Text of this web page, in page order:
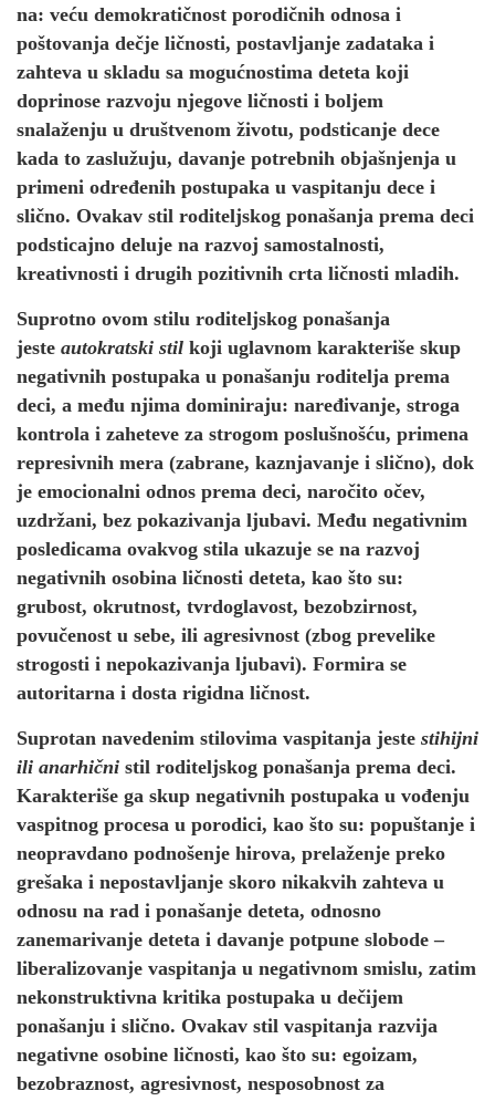
na: veću demokratičnost porodičnih odnosa i
poštovanja dečje ličnosti, postavljanje zadataka i
zahteva u skladu sa mogućnostima deteta koji
doprinose razvoju njegove ličnosti i boljem
snalaženju u društvenom životu, podsticanje dece
kada to zaslužuju, davanje potrebnih objašnjenja u
primeni određenih postupaka u vaspitanju dece i
slično. Ovakav stil roditeljskog ponašanja prema deci
podsticajno deluje na razvoj samostalnosti,
kreativnosti i drugih pozitivnih crta ličnosti mladih.
Suprotno ovom stilu roditeljskog ponašanja
jeste autokratski stil koji uglavnom karakteriše skup
negativnih postupaka u ponašanju roditelja prema
deci, a među njima dominiraju: naređivanje, stroga
kontrola i zaheteve za strogom poslušnošću, primena
represivnih mera (zabrane, kaznjavanje i slično), dok
je emocionalni odnos prema deci, naročito očev,
uzdržani, bez pokazivanja ljubavi. Među negativnim
posledicama ovakvog stila ukazuje se na razvoj
negativnih osobina ličnosti deteta, kao što su:
grubost, okrutnost, tvrdoglavost, bezobzirnost,
povučenost u sebe, ili agresivnost (zbog prevelike
strogosti i nepokazivanja ljubavi). Formira se
autoritarna i dosta rigidna ličnost.
Suprotan navedenim stilovima vaspitanja jeste stihijni
ili anarhični stil roditeljskog ponašanja prema deci.
Karakteriše ga skup negativnih postupaka u vođenju
vaspitnog procesa u porodici, kao što su: popuštanje i
neopravdano podnošenje hirova, prelaženje preko
grešaka i nepostavljanje skoro nikakvih zahteva u
odnosu na rad i ponašanje deteta, odnosno
zanemarivanje deteta i davanje potpune slobode –
liberalizovanje vaspitanja u negativnom smislu, zatim
nekonstruktivna kritika postupaka u dečijem
ponašanju i slično. Ovakav stil vaspitanja razvija
negativne osobine ličnosti, kao što su: egoizam,
bezobraznost, agresivnost, nesposobnost za